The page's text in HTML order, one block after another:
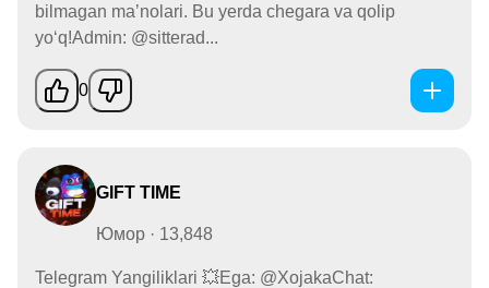
bilmagan maʼnolari. Bu yerda chegara va qolip
yoʻq!Admin: @sitterad...
0
GIFT TIME
Юмор · 13,848
Telegram Yangiliklari 💥Ega: @XojakaChat: